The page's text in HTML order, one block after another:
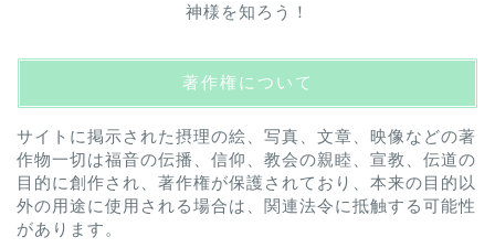
神様を知ろう！
著作権について
サイトに掲示された摂理の絵、写真、文章、映像などの著
作物一切は福音の伝播、信仰、教会の親睦、宣教、伝道の
目的に創作され、著作権が保護されており、本来の目的以
外の用途に使用される場合は、関連法令に抵触する可能性
があります。